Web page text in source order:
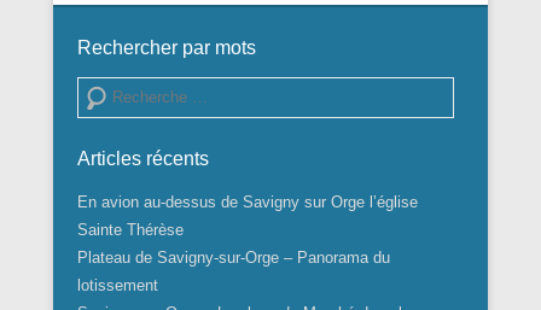
Rechercher par mots
Recherche
Articles récents
En avion au-dessus de Savigny sur Orge l’église
Sainte Thérèse
Plateau de Savigny-sur-Orge – Panorama du
lotissement